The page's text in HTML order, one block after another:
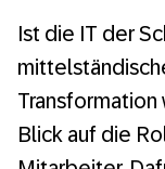
Ist die IT der
Blick auf die